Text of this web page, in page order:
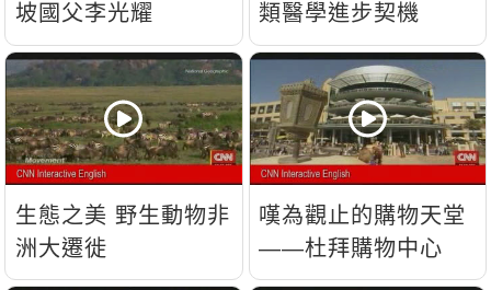
坡國父李光耀
類醫學進步契機
生態之美 野生動物非
洲大遷徙
嘆為觀止的購物天堂
——杜拜購物中心